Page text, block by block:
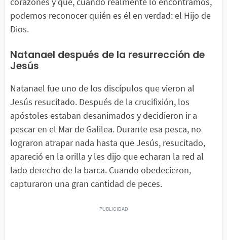
podemos reconocer quién es él en verdad: el Hijo de
Dios.
Natanael después de la resurrección de
Jesús
Natanael fue uno de los discípulos que vieron al
Jesús resucitado. Después de la crucifixión, los
apóstoles estaban desanimados y decidieron ir a
pescar en el Mar de Galilea. Durante esa pesca, no
lograron atrapar nada hasta que Jesús, resucitado,
apareció en la orilla y les dijo que echaran la red al
lado derecho de la barca. Cuando obedecieron,
capturaron una gran cantidad de peces.